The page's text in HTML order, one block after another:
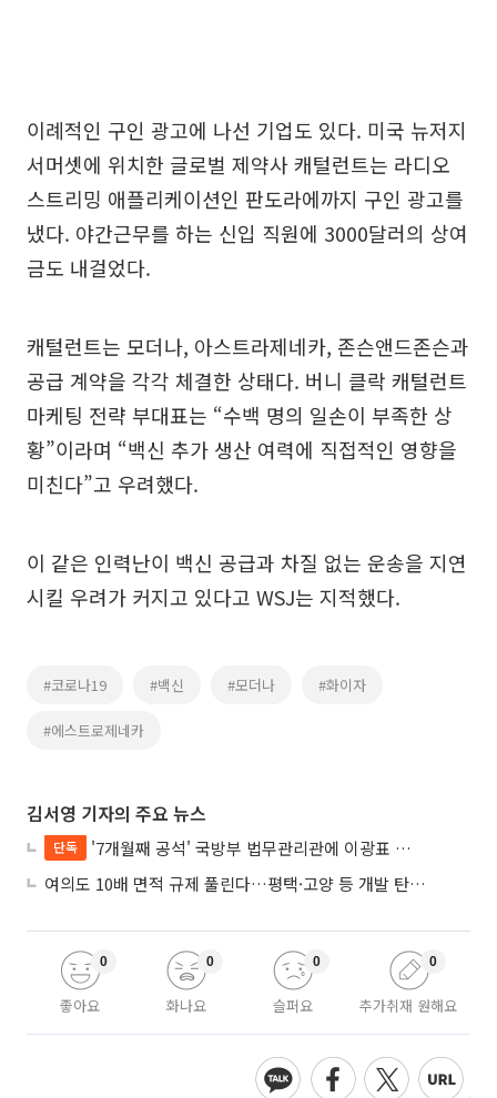
이례적인 구인 광고에 나선 기업도 있다. 미국 뉴저지
서머셋에 위치한 글로벌 제약사 캐털런트는 라디오
스트리밍 애플리케이션인 판도라에까지 구인 광고를
냈다. 야간근무를 하는 신입 직원에 3000달러의 상여
금도 내걸었다.
캐털런트는 모더나, 아스트라제네카, 존슨앤드존슨과
공급 계약을 각각 체결한 상태다. 버니 클락 캐털런트
마케팅 전략 부대표는 “수백 명의 일손이 부족한 상
황”이라며 “백신 추가 생산 여력에 직접적인 영향을
미친다”고 우려했다.
이 같은 인력난이 백신 공급과 차질 없는 운송을 지연
시킬 우려가 커지고 있다고 WSJ는 지적했다.
#코로나19 #백신 #모더나 #화이자
#에스트로제네카
김서영 기자의 주요 뉴스
단독
'7개월째 공석' 국방부 법무관리관에 이광표 변호사 내정
여의도 10배 면적 규제 풀린다…평택·고양 등 개발 탄력 기대
좋아요
0
화나요
0
슬퍼요
0
추가취재 원해요
0